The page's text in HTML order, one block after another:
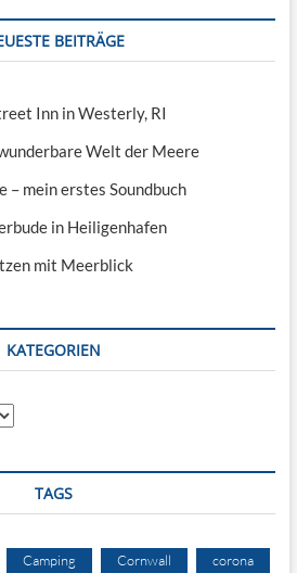
BEITRÄGE
Inn in Westerly, RI
Welt der Meere
– mein erstes Soundbuch
in Heiligenhafen
mit Meerblick
KATEGORIEN
TAGS
Camping Cornwall corona